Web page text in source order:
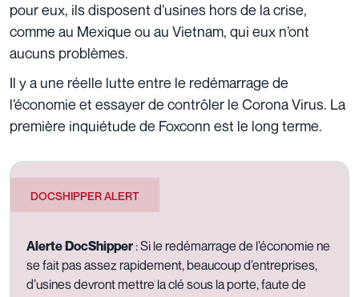
pour eux, ils disposent d’usines hors de la crise,
comme au Mexique ou au Vietnam, qui eux n’ont
aucuns problèmes.
Il y a une réelle lutte entre le redémarrage de
l’économie et essayer de contrôler le Corona Virus. La
première inquiétude de Foxconn est le long terme.
DOCSHIPPER ALERT
Alerte DocShipper : Si le redémarrage de l’économie ne
se fait pas assez rapidement, beaucoup d’entreprises,
d’usines devront mettre la clé sous la porte, faute de